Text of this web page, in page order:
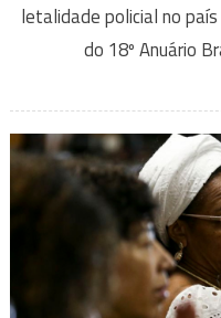
letalidade policial no
do 18º Anuário